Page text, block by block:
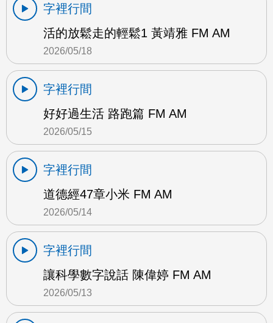
字裡行間
活的放鬆走的輕鬆1 黃靖雅 FM AM
2026/05/18
字裡行間
好好過生活 路跑篇 FM AM
2026/05/15
字裡行間
道德經47章小米 FM AM
2026/05/14
字裡行間
讓科學數字說話 陳偉婷 FM AM
2026/05/13